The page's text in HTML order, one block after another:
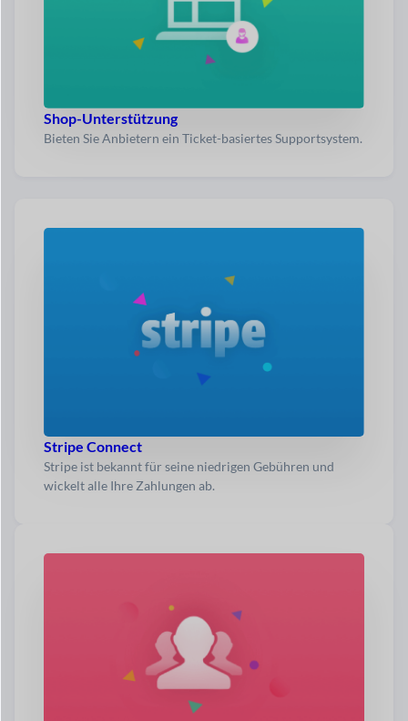
Shop-Unterstützung
Bieten Sie Anbietern ein Ticket-basiertes Supportsystem.
Stripe Connect
Stripe ist bekannt für seine niedrigen Gebühren und
wickelt alle Ihre Zahlungen ab.